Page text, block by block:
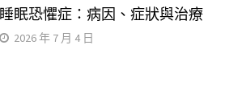
睡眠恐懼症：病因、症狀與治療
2026 年 7 月 4 日